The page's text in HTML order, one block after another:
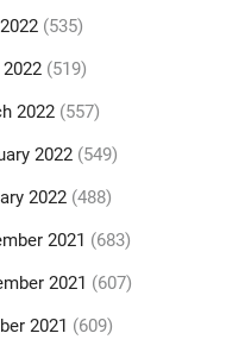
(535)
(519)
2022(557)
2022(549)
2022(488)
2021 (683)
2021 (607)
2021 (609)